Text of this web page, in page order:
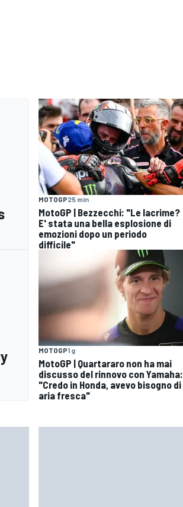
MOTOGP25 min
MotoGP | Bezzecchi: "Le lacrime?
E' stata una bella esplosione di
emozioni dopo un periodo
difficile"
MOTOGP1 g
MotoGP | Quartararo non ha mai
discusso del rinnovo con Yamaha:
"Credo in Honda, avevo bisogno di
aria fresca"